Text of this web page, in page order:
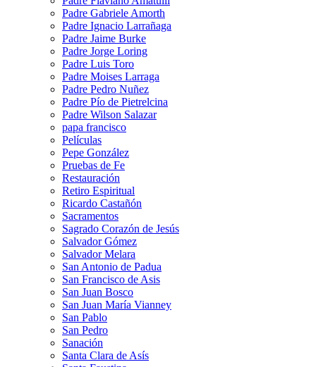
Padre Gabriele Amorth
Padre Ignacio Larrañaga
Padre Jaime Burke
Padre Jorge Loring
Padre Luis Toro
Padre Moises Larraga
Padre Pedro Nuñez
Padre Pío de Pietrelcina
Padre Wilson Salazar
papa francisco
Películas
Pepe González
Pruebas de Fe
Restauración
Retiro Espiritual
Ricardo Castañón
Sacramentos
Sagrado Corazón de Jesús
Salvador Gómez
Salvador Melara
San Antonio de Padua
San Francisco de Asis
San Juan Bosco
San Juan María Vianney
San Pablo
San Pedro
Sanación
Santa Clara de Asís